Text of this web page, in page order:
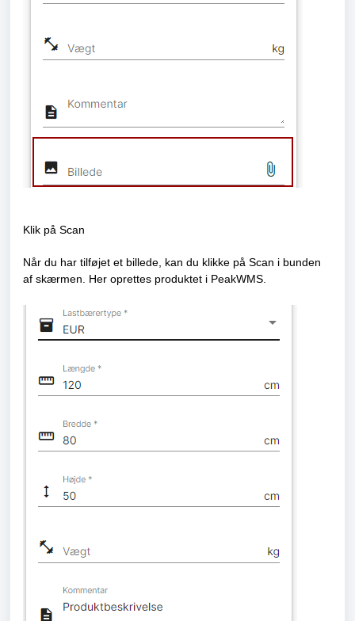
Klik på Scan
Når du har tilføjet et billede, kan du klikke på Scan i bunden
af skærmen. Her oprettes produktet i PeakWMS.